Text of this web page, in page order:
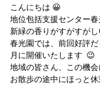
こんにちは 😀
地位包括支援センター春
新緑の香りがすがすが
春光園では、前回好評だ
月に開催いたします 😉
地域の皆さん、この機会
お散歩の途中にほっと